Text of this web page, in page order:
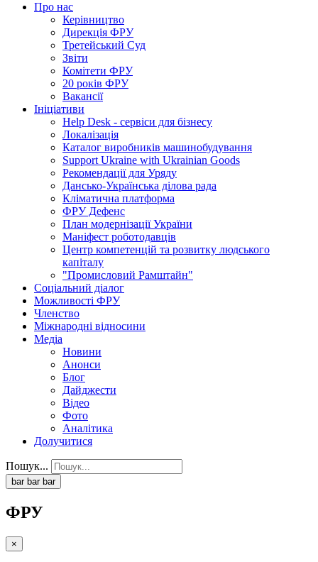
Про нас
Керівництво
Дирекція ФРУ
Третейський Суд
Звіти
Комітети ФРУ
20 років ФРУ
Вакансії
Ініціативи
Help Desk - сервіси для бізнесу
Локалізація
Каталог виробників машинобудування
Support Ukraine with Ukrainian Goods
Рекомендації для Уряду
Дансько-Українська ділова рада
Кліматична платформа
ФРУ Дефенс
План модернізації України
Маніфест роботодавців
Центр компетенцій та розвитку людського
капіталу
"Промисловий Рамштайн"
Соціальний діалог
Можливості ФРУ
Членство
Міжнародні відносини
Медіа
Новини
Анонси
Блог
Дайджести
Відео
Фото
Аналітика
Долучитися
Пошук...
bar bar bar
ФРУ
×